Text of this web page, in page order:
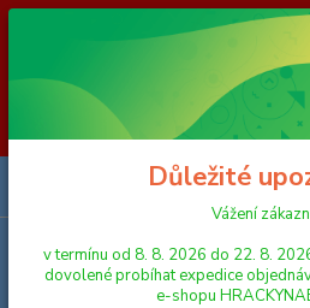
Vážení zákazníci, v termínu od 8. 8.
důvodu čerpání dovolené probíhat
provoz e-shopu
uhrazené do čtvrtka 6. 8. 2026 budou
Objednávky přijaté, nebo uhrazené od
2026 budou postupně expedovány od
pochopení
Důležité
Vážení
v termínu od 8. 8. 2026 do 22. 8.
dovolené probíhat expedice
e-shopu